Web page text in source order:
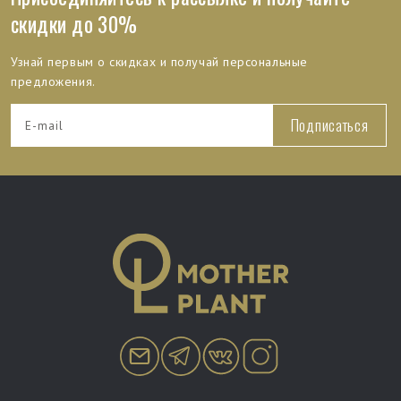
скидки до 30%
Узнай первым о скидках и получай персональные
предложения.
Подписаться